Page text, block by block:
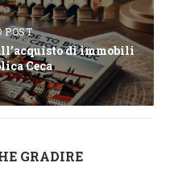
POST
di immobili
Ceca
GRADIRE